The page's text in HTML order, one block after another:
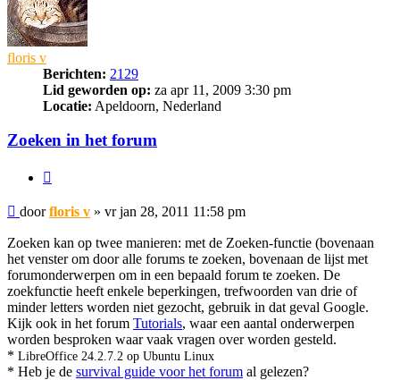
floris v
Berichten: 2129
Lid geworden op: za apr 11, 2009 3:30 pm
Locatie: Apeldoorn, Nederland
Zoeken in het forum
Bericht
doorfloris v » vr jan 28, 2011 11:58 pm
Zoeken kan op twee manieren: met de Zoeken-functie (bovenaan
het venster om door alle forums te zoeken, bovenaan de lijst met
forumonderwerpen om in een bepaald forum te zoeken. De
zoekfunctie heeft enkele beperkingen, trefwoorden van drie of
minder letters worden niet gezocht, gebruik in dat geval Google.
Kijk ook in het forum Tutorials, waar een aantal onderwerpen
worden besproken waar vaak vragen over worden gesteld.
* LibreOffice 24.2.7.2 op Ubuntu Linux
* Heb je de survival guide voor het forum al gelezen?